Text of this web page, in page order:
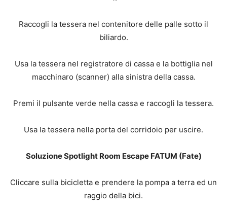
Raccogli la tessera nel contenitore delle palle sotto il
biliardo.
Usa la tessera nel registratore di cassa e la bottiglia nel
macchinaro (scanner) alla sinistra della cassa.
Premi il pulsante verde nella cassa e raccogli la tessera.
Usa la tessera nella porta del corridoio per uscire.
Soluzione Spotlight Room Escape FATUM (Fate)
Cliccare sulla bicicletta e prendere la pompa a terra ed un
raggio della bici.